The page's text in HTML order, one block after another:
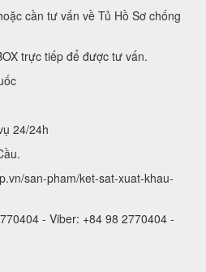
cần tư vấn về Tủ Hồ Sơ chống
trực tiếp để được tư vấn.
24/24h
san-pham/ket-sat-xuat-khau-
- Viber: +84 98 2770404 -